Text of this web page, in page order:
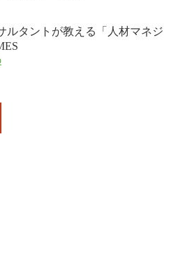
ルタントが教える「人材マネジ